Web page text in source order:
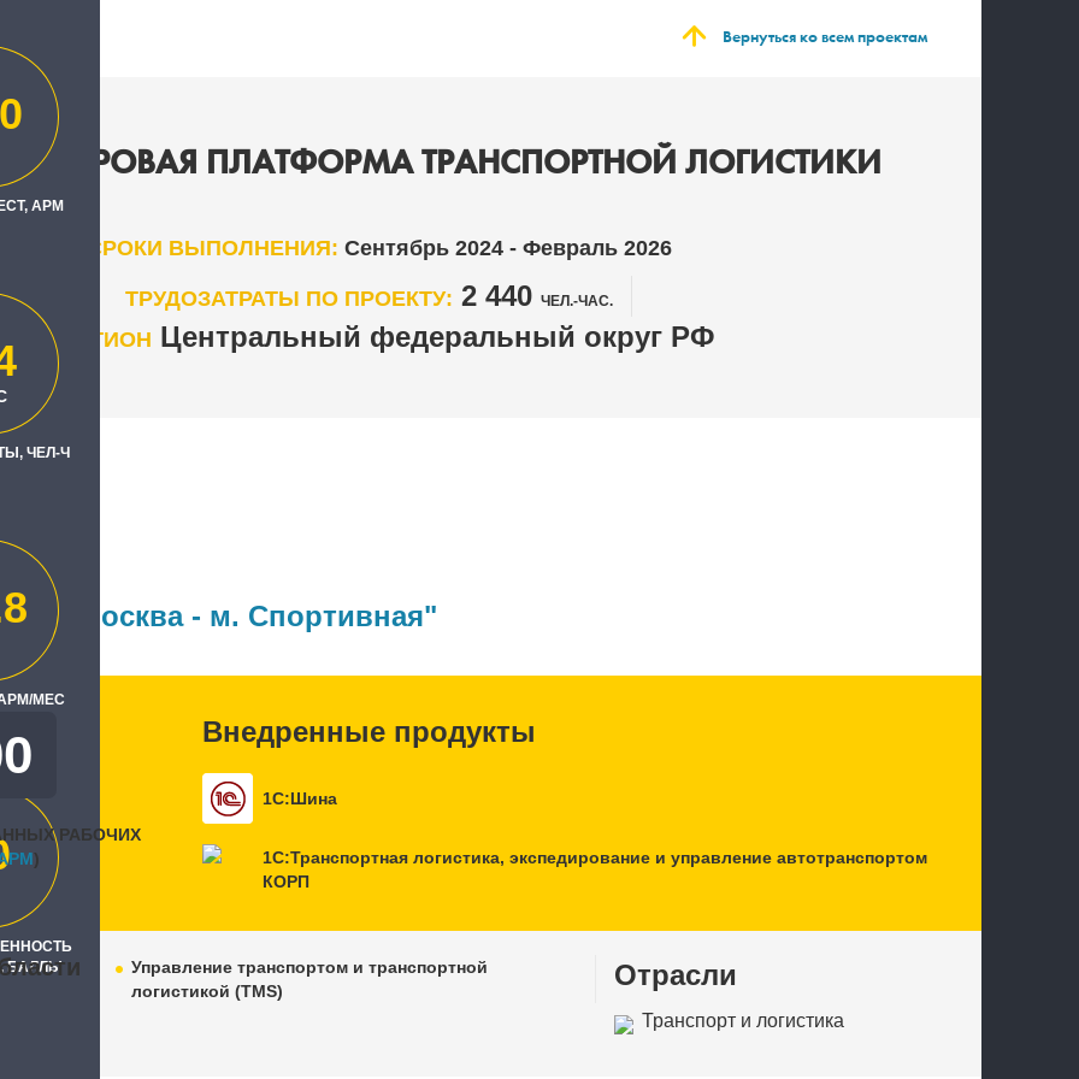
Вернуться ко всем проектам
ЦИФРОВАЯ ПЛАТФОРМА ТРАНСПОРТНОЙ ЛОГИСТИКИ
СРОКИ ВЫПОЛНЕНИЯ: Сентябрь 2024 - Февраль 2026
ТРУДОЗАТРАТЫ ПО ПРОЕКТУ: 2 440 ЧЕЛ.-ЧАС.
РЕГИОН Центральный федеральный округ РФ
АРМ
ЧЕЛ-Ч
МЕС
БАЛЛЫ
Бит, Москва - м. Спортивная"
РАБОЧИХ
)
Внедренные продукты
1С:Шина
1С:Транспортная логистика, экспедирование и управление автотранспортом
КОРП
Управление транспортом и транспортной
логистикой (TMS)
Отрасли
Транспорт и логистика